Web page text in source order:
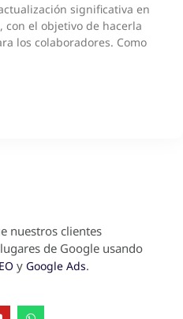
significativa en
con el objetivo de hacerla
los colaboradores. Como
nuestros clientes
de Google usando
y Google Ads.